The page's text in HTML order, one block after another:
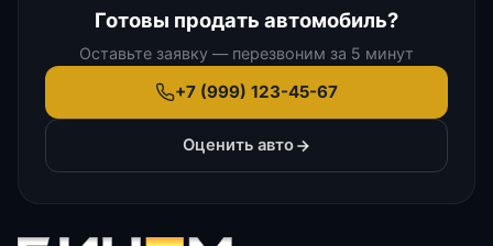
Готовы продать автомобиль?
Оставьте заявку — перезвоним за 5 минут
+7 (999) 123-45-67
Оценить авто